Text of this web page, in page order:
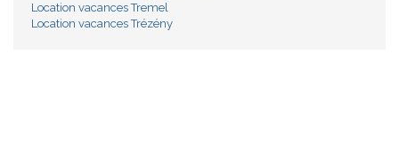
Location vacances Tremel
Location vacances Trézény